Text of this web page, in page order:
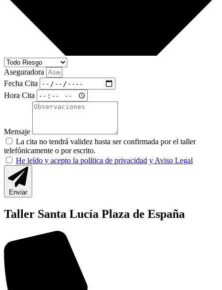
Aseguradora
Fecha Cita
Hora Cita
Mensaje
La cita no tendrá validez hasta ser confirmada por el taller
telefónicamente o por escrito.
He leído y acepto la política de privacidad y Aviso Legal
Enviar
Taller Santa Lucía Plaza de España